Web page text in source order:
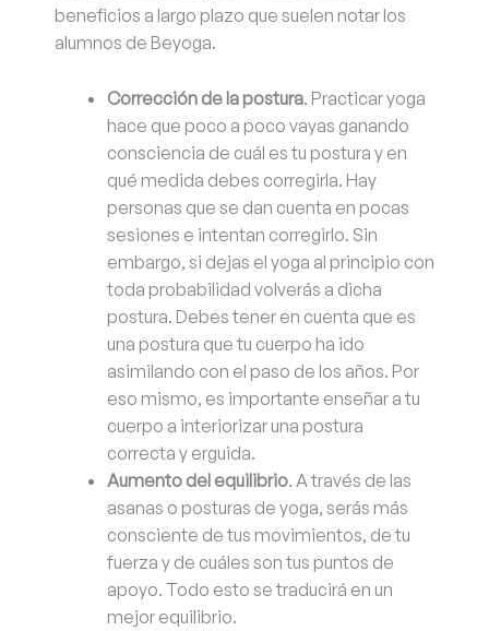
beneficios a largo plazo que suelen notar los
alumnos de Beyoga.
Corrección de la postura. Practicar yoga
hace que poco a poco vayas ganando
consciencia de cuál es tu postura y en
qué medida debes corregirla. Hay
personas que se dan cuenta en pocas
sesiones e intentan corregirlo. Sin
embargo, si dejas el yoga al principio con
toda probabilidad volverás a dicha
postura. Debes tener en cuenta que es
una postura que tu cuerpo ha ido
asimilando con el paso de los años. Por
eso mismo, es importante enseñar a tu
cuerpo a interiorizar una postura
correcta y erguida.
Aumento del equilibrio. A través de las
asanas o posturas de yoga, serás más
consciente de tus movimientos, de tu
fuerza y de cuáles son tus puntos de
apoyo. Todo esto se traducirá en un
mejor equilibrio.